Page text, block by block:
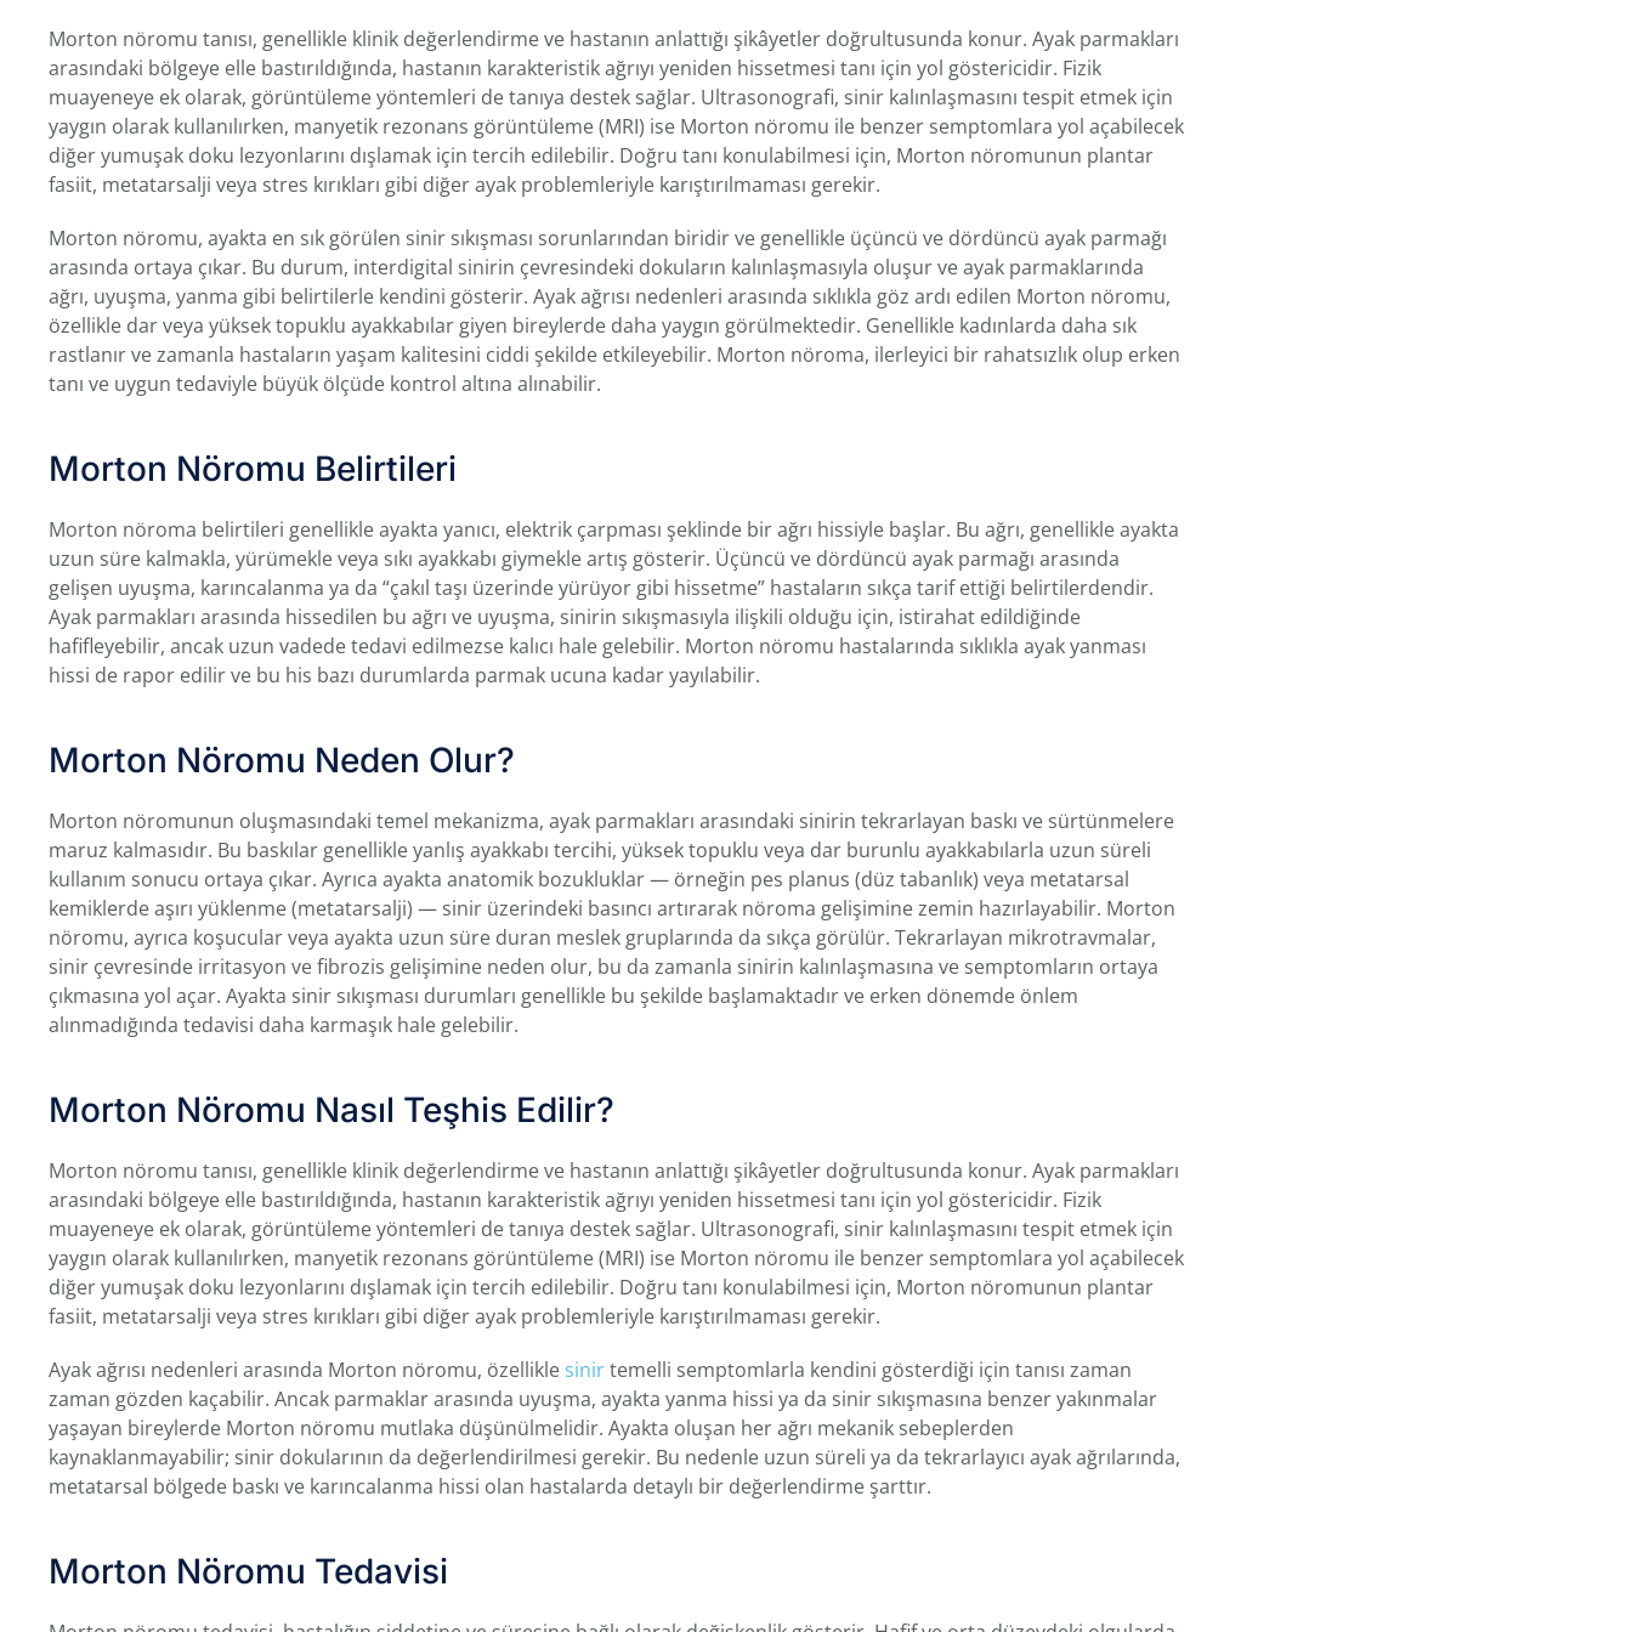
Morton nöromu tanısı, genellikle klinik değerlendirme ve hastanın anlattığı şikâyetler doğrultusunda konur. Ayak parmakları
arasındaki bölgeye elle bastırıldığında, hastanın karakteristik ağrıyı yeniden hissetmesi tanı için yol göstericidir. Fizik
muayeneye ek olarak, görüntüleme yöntemleri de tanıya destek sağlar. Ultrasonografi, sinir kalınlaşmasını tespit etmek için
yaygın olarak kullanılırken, manyetik rezonans görüntüleme (MRI) ise Morton nöromu ile benzer semptomlara yol açabilecek
diğer yumuşak doku lezyonlarını dışlamak için tercih edilebilir. Doğru tanı konulabilmesi için, Morton nöromunun plantar
fasiit, metatarsalji veya stres kırıkları gibi diğer ayak problemleriyle karıştırılmaması gerekir.
Morton nöromu, ayakta en sık görülen sinir sıkışması sorunlarından biridir ve genellikle üçüncü ve dördüncü ayak parmağı
arasında ortaya çıkar. Bu durum, interdigital sinirin çevresindeki dokuların kalınlaşmasıyla oluşur ve ayak parmaklarında
ağrı, uyuşma, yanma gibi belirtilerle kendini gösterir. Ayak ağrısı nedenleri arasında sıklıkla göz ardı edilen Morton nöromu,
özellikle dar veya yüksek topuklu ayakkabılar giyen bireylerde daha yaygın görülmektedir. Genellikle kadınlarda daha sık
rastlanır ve zamanla hastaların yaşam kalitesini ciddi şekilde etkileyebilir. Morton nöroma, ilerleyici bir rahatsızlık olup erken
tanı ve uygun tedaviyle büyük ölçüde kontrol altına alınabilir.
Morton Nöromu Belirtileri
Morton nöroma belirtileri genellikle ayakta yanıcı, elektrik çarpması şeklinde bir ağrı hissiyle başlar. Bu ağrı, genellikle ayakta
uzun süre kalmakla, yürümekle veya sıkı ayakkabı giymekle artış gösterir. Üçüncü ve dördüncü ayak parmağı arasında
gelişen uyuşma, karıncalanma ya da “çakıl taşı üzerinde yürüyor gibi hissetme” hastaların sıkça tarif ettiği belirtilerdendir.
Ayak parmakları arasında hissedilen bu ağrı ve uyuşma, sinirin sıkışmasıyla ilişkili olduğu için, istirahat edildiğinde
hafifleyebilir, ancak uzun vadede tedavi edilmezse kalıcı hale gelebilir. Morton nöromu hastalarında sıklıkla ayak yanması
hissi de rapor edilir ve bu his bazı durumlarda parmak ucuna kadar yayılabilir.
Morton Nöromu Neden Olur?
Morton nöromunun oluşmasındaki temel mekanizma, ayak parmakları arasındaki sinirin tekrarlayan baskı ve sürtünmelere
maruz kalmasıdır. Bu baskılar genellikle yanlış ayakkabı tercihi, yüksek topuklu veya dar burunlu ayakkabılarla uzun süreli
kullanım sonucu ortaya çıkar. Ayrıca ayakta anatomik bozukluklar — örneğin pes planus (düz tabanlık) veya metatarsal
kemiklerde aşırı yüklenme (metatarsalji) — sinir üzerindeki basıncı artırarak nöroma gelişimine zemin hazırlayabilir. Morton
nöromu, ayrıca koşucular veya ayakta uzun süre duran meslek gruplarında da sıkça görülür. Tekrarlayan mikrotravmalar,
sinir çevresinde irritasyon ve fibrozis gelişimine neden olur, bu da zamanla sinirin kalınlaşmasına ve semptomların ortaya
çıkmasına yol açar. Ayakta sinir sıkışması durumları genellikle bu şekilde başlamaktadır ve erken dönemde önlem
alınmadığında tedavisi daha karmaşık hale gelebilir.
Morton Nöromu Nasıl Teşhis Edilir?
Morton nöromu tanısı, genellikle klinik değerlendirme ve hastanın anlattığı şikâyetler doğrultusunda konur. Ayak parmakları
arasındaki bölgeye elle bastırıldığında, hastanın karakteristik ağrıyı yeniden hissetmesi tanı için yol göstericidir. Fizik
muayeneye ek olarak, görüntüleme yöntemleri de tanıya destek sağlar. Ultrasonografi, sinir kalınlaşmasını tespit etmek için
yaygın olarak kullanılırken, manyetik rezonans görüntüleme (MRI) ise Morton nöromu ile benzer semptomlara yol açabilecek
diğer yumuşak doku lezyonlarını dışlamak için tercih edilebilir. Doğru tanı konulabilmesi için, Morton nöromunun plantar
fasiit, metatarsalji veya stres kırıkları gibi diğer ayak problemleriyle karıştırılmaması gerekir.
Ayak ağrısı nedenleri arasında Morton nöromu, özellikle sinirtemelli semptomlarla kendini gösterdiği için tanısı zaman
zaman gözden kaçabilir. Ancak parmaklar arasında uyuşma, ayakta yanma hissi ya da sinir sıkışmasına benzer yakınmalar
yaşayan bireylerde Morton nöromu mutlaka düşünülmelidir. Ayakta oluşan her ağrı mekanik sebeplerden
kaynaklanmayabilir; sinir dokularının da değerlendirilmesi gerekir. Bu nedenle uzun süreli ya da tekrarlayıcı ayak ağrılarında,
metatarsal bölgede baskı ve karıncalanma hissi olan hastalarda detaylı bir değerlendirme şarttır.
Morton Nöromu Tedavisi